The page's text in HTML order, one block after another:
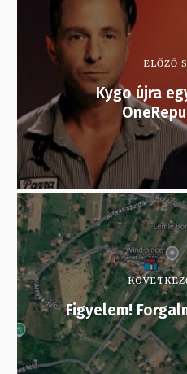
ELŐZŐ
Kygo újra
Figyelem!